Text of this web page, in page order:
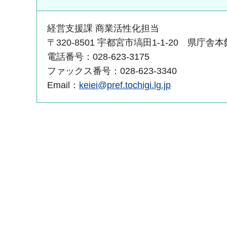
経営支援課 商業活性化担当
〒320-8501 宇都宮市塙田1-1-20 県庁舎本
電話番号：028-623-3175
ファックス番号：028-623-3340
Email： keiei@pref.tochigi.lg.jp